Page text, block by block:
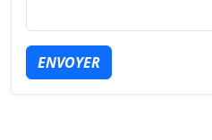
ENVOYER